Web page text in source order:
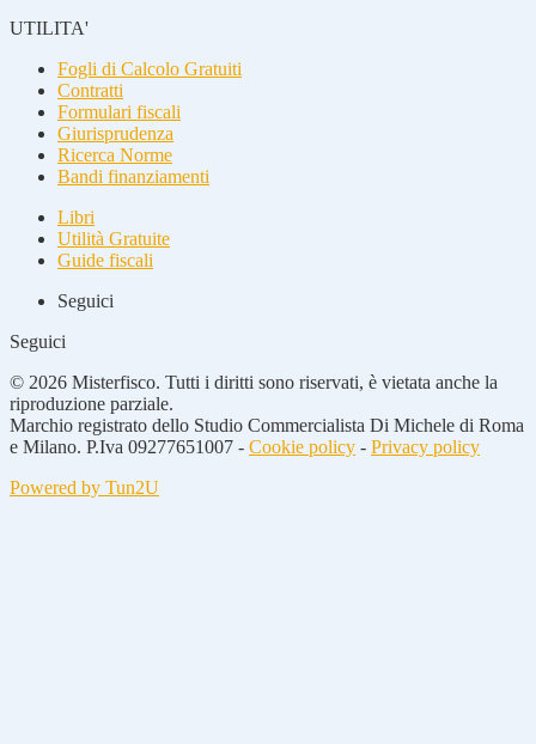
UTILITA'
Fogli di Calcolo Gratuiti
Contratti
Formulari fiscali
Giurisprudenza
Ricerca Norme
Bandi finanziamenti
Libri
Utilità Gratuite
Guide fiscali
Seguici
Seguici
© 2026 Misterfisco. Tutti i diritti sono riservati, è vietata anche la
riproduzione parziale.
Marchio registrato dello Studio Commercialista Di Michele di Roma
e Milano. P.Iva 09277651007 - Cookie policy - Privacy policy
Powered by Tun2U